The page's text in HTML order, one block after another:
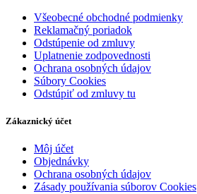
Všeobecné obchodné podmienky
Reklamačný poriadok
Odstúpenie od zmluvy
Uplatnenie zodpovednosti
Ochrana osobných údajov
Súbory Cookies
Odstúpiť od zmluvy tu
Zákaznický účet
Môj účet
Objednávky
Ochrana osobných údajov
Zásady používania súborov Cookies